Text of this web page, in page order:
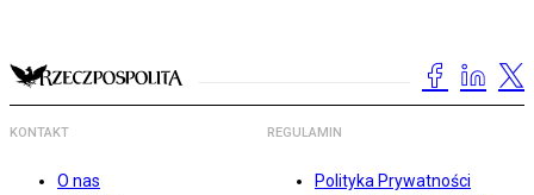
KONTAKT
O nas
REGULAMIN
Polityka Prywatności